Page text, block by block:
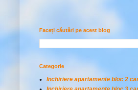
Faceți căutări pe acest blog
Categorie
Inchiriere apartamente bloc 2